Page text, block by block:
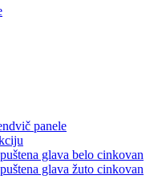
panele
glava belo cinkovan
glava žuto cinkovan